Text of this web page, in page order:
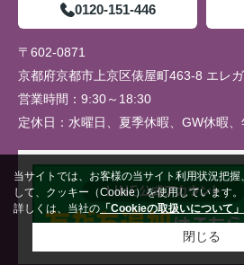
0120-151-446
〒602-0871
京都府京都市上京区俵屋町463-8 エレ
営業時間： 9:30～18:30
定休日： 水曜日、夏季休暇、GW休暇
当サイトでは、お客様の当サイト利用状況把
して、クッキー（Cookie）を使用しています。
詳しくは、当社の「Cookieの取扱いについて」
閉じる